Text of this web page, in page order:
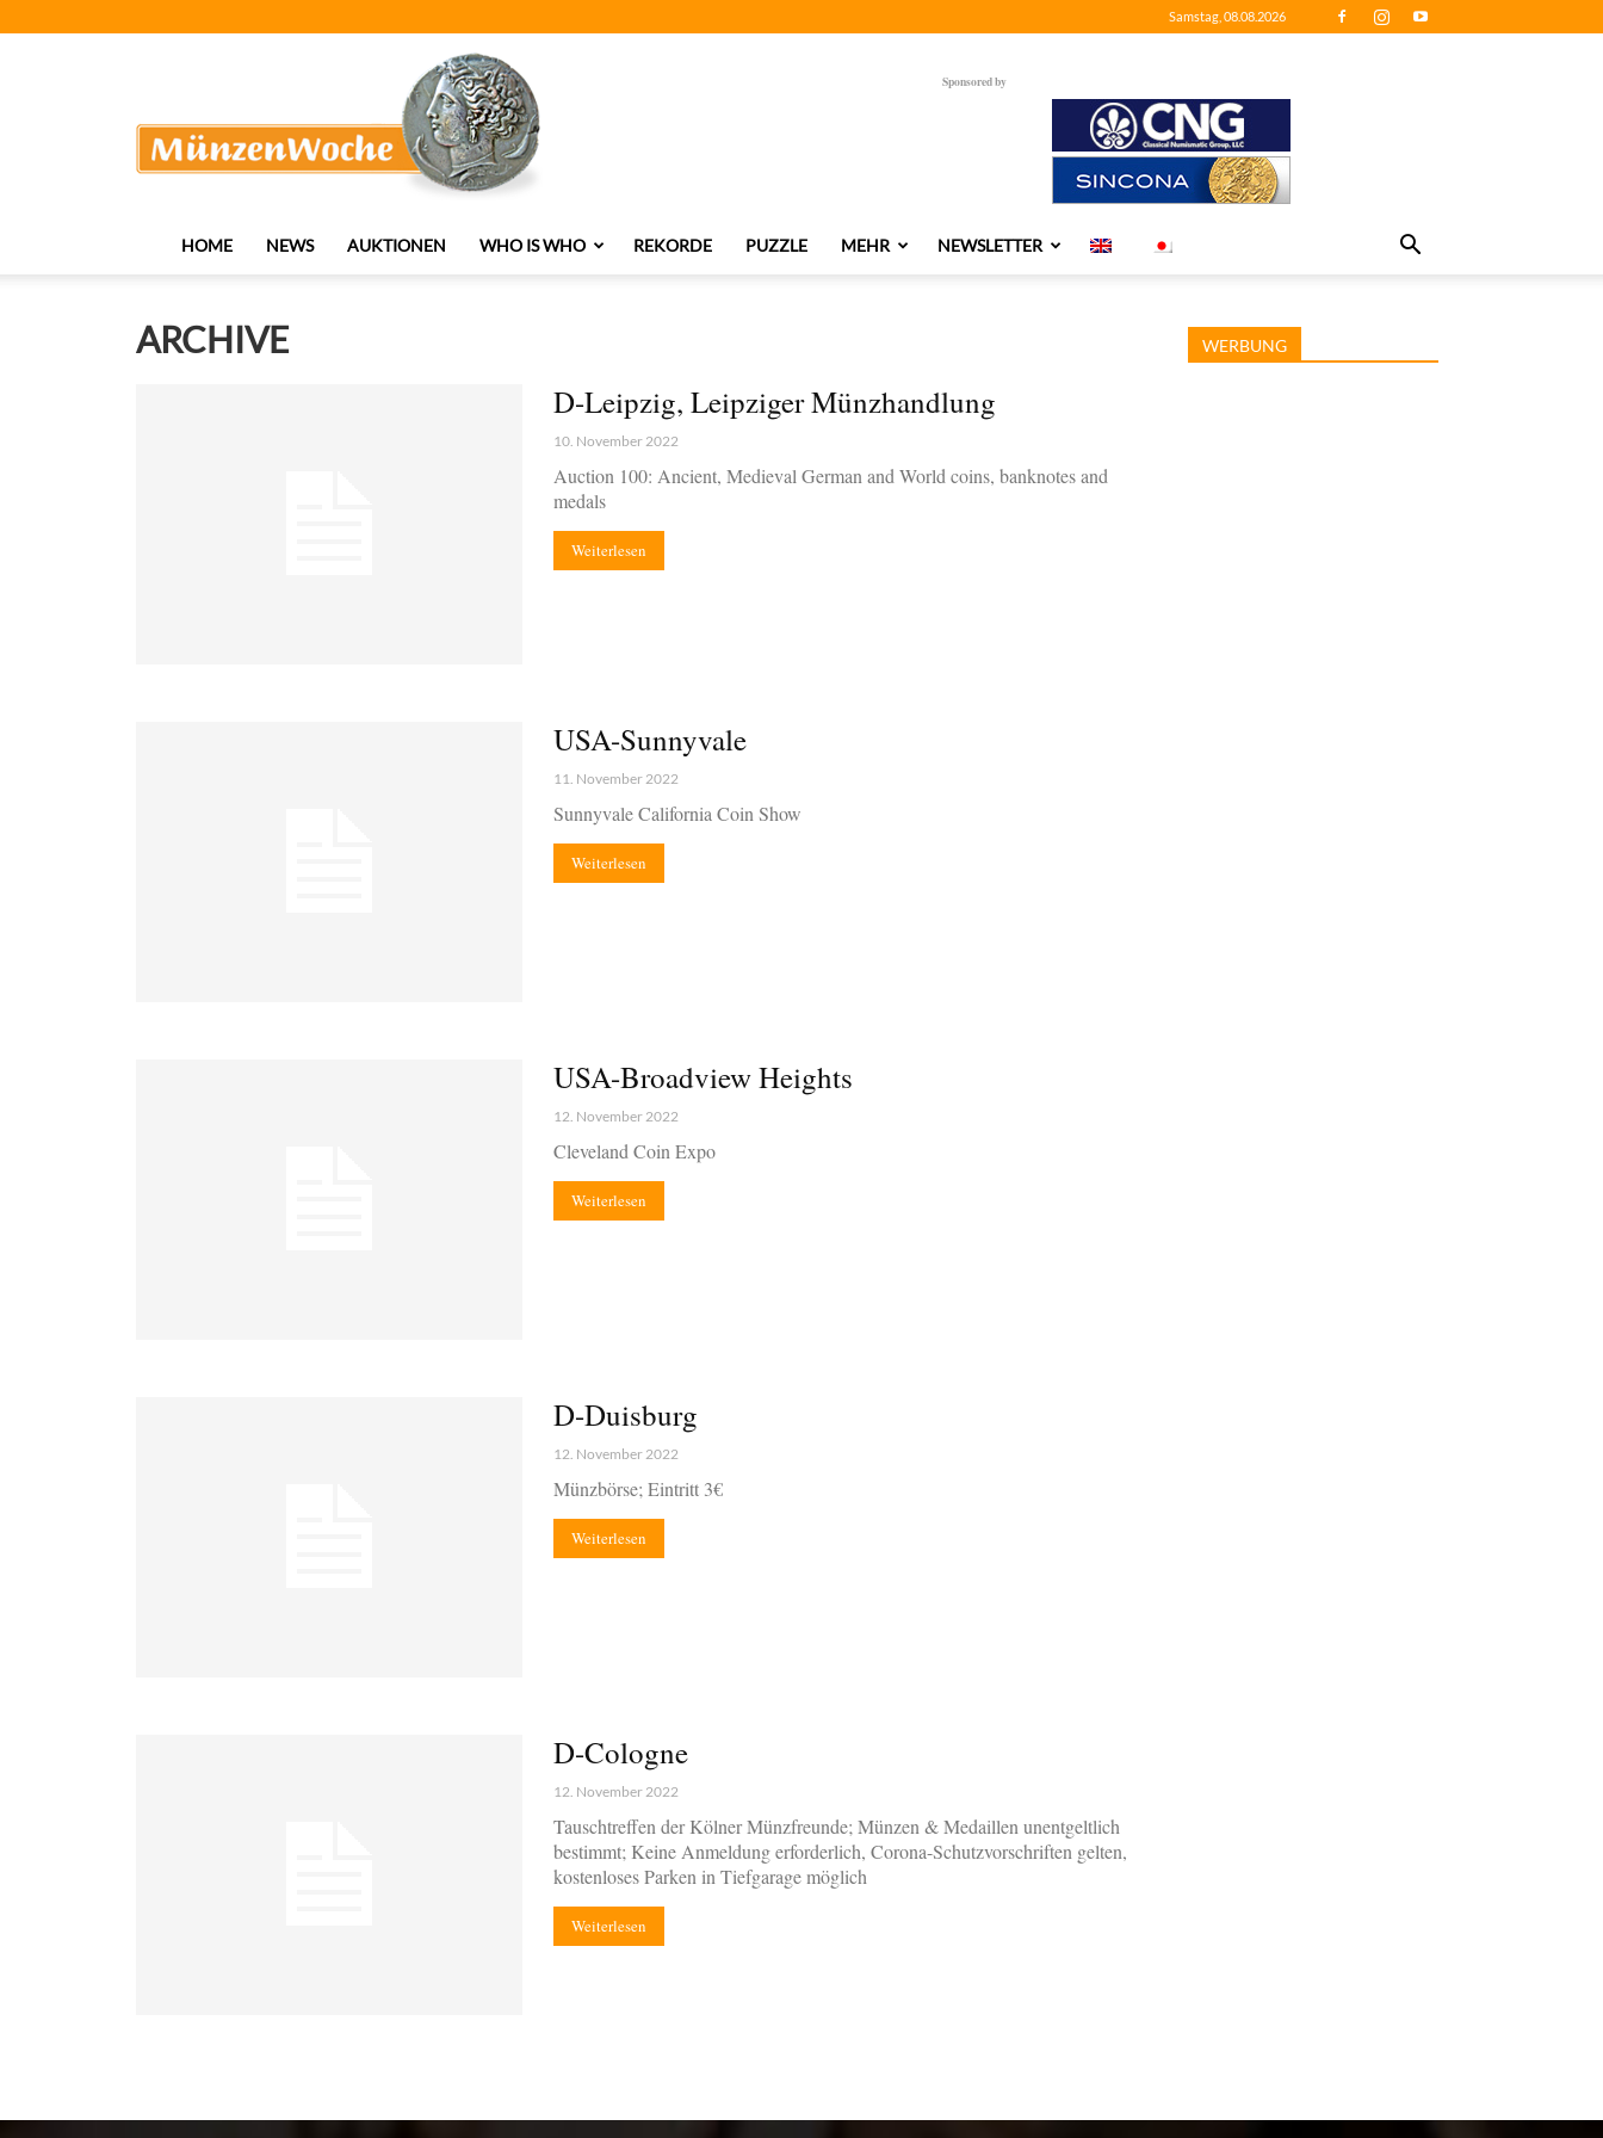
Samstag, 08.08.2026
Sponsored by
HOME NEWS AUKTIONEN WHO IS WHO REKORDE PUZZLE MEHR NEWSLETTER
ARCHIVE
D-Leipzig, Leipziger Münzhandlung
10. November 2022
Auction 100: Ancient, Medieval German and World coins, banknotes and
medals
Weiterlesen
USA-Sunnyvale
11. November 2022
Sunnyvale California Coin Show
Weiterlesen
USA-Broadview Heights
12. November 2022
Cleveland Coin Expo
Weiterlesen
D-Duisburg
12. November 2022
Münzbörse; Eintritt 3€
Weiterlesen
D-Cologne
12. November 2022
Tauschtreffen der Kölner Münzfreunde; Münzen & Medaillen unentgeltlich
bestimmt; Keine Anmeldung erforderlich, Corona-Schutzvorschriften gelten,
kostenloses Parken in Tiefgarage möglich
Weiterlesen
WERBUNG